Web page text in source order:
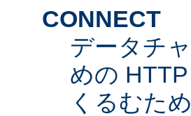
CONNECT
データチ
めの HTTP
くるむた